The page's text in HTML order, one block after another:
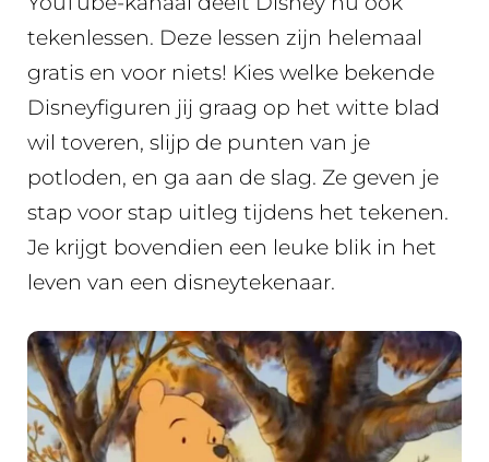
tekenlessen. Deze lessen zijn helemaal
gratis en voor niets! Kies welke bekende
Disneyfiguren jij graag op het witte blad
wil toveren, slijp de punten van je
potloden, en ga aan de slag. Ze geven je
stap voor stap uitleg tijdens het tekenen.
Je krijgt bovendien een leuke blik in het
leven van een disneytekenaar.